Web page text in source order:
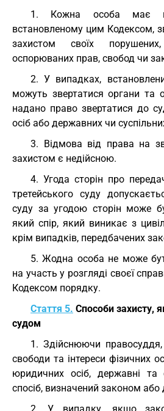
1. Кожна особа має
встановленому цим Кодексом,
захистом своїх
оспорюваних прав, свобод чи
2. У випадках,
можуть звертатися органи та
надано право звертатися до
осіб або державних чи
3. Відмова від права на
захистом є недійсною.
4. Угода сторін про
третейського суду
суду за угодою сторін може
який спір, який виникає з
крім випадків, передбачених
5. Жодна особа не може
на участь у розгляді своєї
Кодексом порядку.
Стаття 5. Способи захисту,
судом
1. Здійснюючи
свободи та інтереси фізичних
юридичних осіб, державні та
спосіб, визначений законом